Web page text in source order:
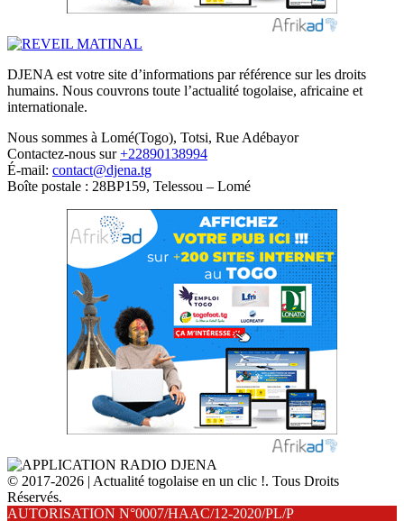
DJENA est votre site d’informations par référence sur les droits
humains. Nous couvrons toute l’actualité togolaise, africaine et
internationale.
Nous sommes à Lomé(Togo), Totsi, Rue Adébayor
Contactez-nous sur+22890138994
É-mail: contact@djena.tg
Boîte postale : 28BP159, Telessou – Lomé
© 2017-2026 | Actualité togolaise en un clic !. Tous Droits
Réservés.
AUTORISATION N°0007/HAAC/12-2020/PL/P